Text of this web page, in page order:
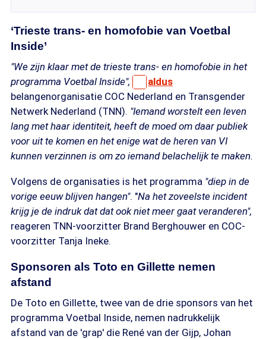
‘Trieste trans- en homofobie van Voetbal
Inside’
"We zijn klaar met de trieste trans- en homofobie in het
programma Voetbal Inside",
aldus
belangenorganisatie COC Nederland en Transgender
Netwerk Nederland (TNN). "Iemand worstelt een leven
lang met haar identiteit, heeft de moed om daar publiek
voor uit te komen en het enige wat de heren van VI
kunnen verzinnen is om zo iemand belachelijk te maken.
Volgens de organisaties is het programma "diep in de
vorige eeuw blijven hangen". "Na het zoveelste incident
krijg je de indruk dat dat ook niet meer gaat veranderen",
reageren TNN-voorzitter Brand Berghouwer en COC-
voorzitter Tanja Ineke.
Sponsoren als Toto en Gillette nemen
afstand
De Toto en Gillette, twee van de drie sponsors van het
programma Voetbal Inside, nemen nadrukkelijk
afstand van de 'grap' die René van der Gijp, Johan